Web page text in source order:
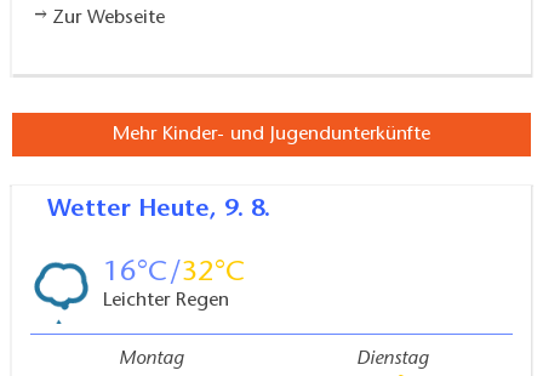
Zur Webseite
Mehr Kinder- und Jugendunterkünfte
Wetter Heute, 9. 8.
16 32
Leichter Regen
Montag Dienstag